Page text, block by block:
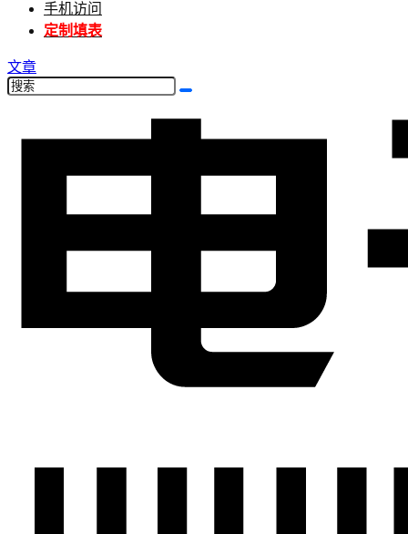
手机访问
定制填表
文章